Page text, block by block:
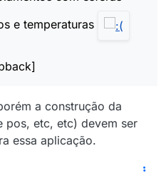
e temperaturas
a construção da
pos, etc, etc) devem ser
essa aplicação.